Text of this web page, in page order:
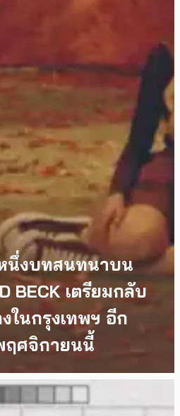
นึ่งบทสนทนาบน
BECK เตรียมกลับ
ในกรุงเทพฯ อีก
ฤศจิกายนนี้